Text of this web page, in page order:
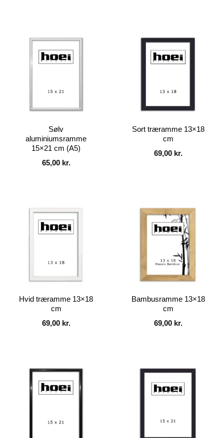
Sølv
aluminiumsramme
15×21 cm (A5)
65,00 kr.
Sort træramme 13×18
cm
69,00 kr.
Hvid træramme 13×18
cm
69,00 kr.
Bambusramme 13×18
cm
69,00 kr.